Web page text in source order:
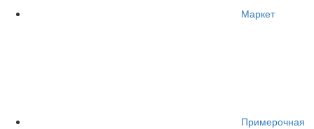
Маркет
Примерочная